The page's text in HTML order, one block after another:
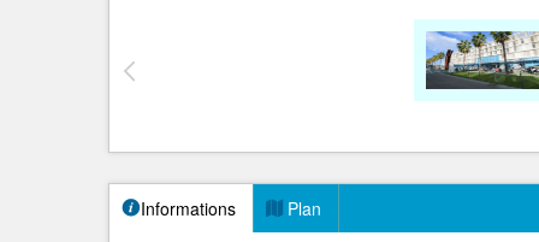
Informations Plan